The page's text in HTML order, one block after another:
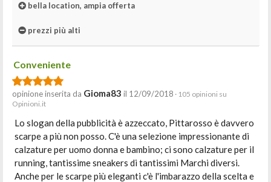
bella location, ampia offerta
prezzi più alti
Conveniente
opinione inserita da Gioma83 il 12/09/2018 · 105 opinioni su
Opinioni.it
Lo slogan della pubblicità è azzeccato, Pittarosso è davvero
scarpe a più non posso. C'è una selezione impressionante di
calzature per uomo donna e bambino; ci sono calzature per il
running, tantissime sneakers di tantissimi Marchi diversi.
Anche per le scarpe più eleganti c'è l'imbarazzo della scelta e